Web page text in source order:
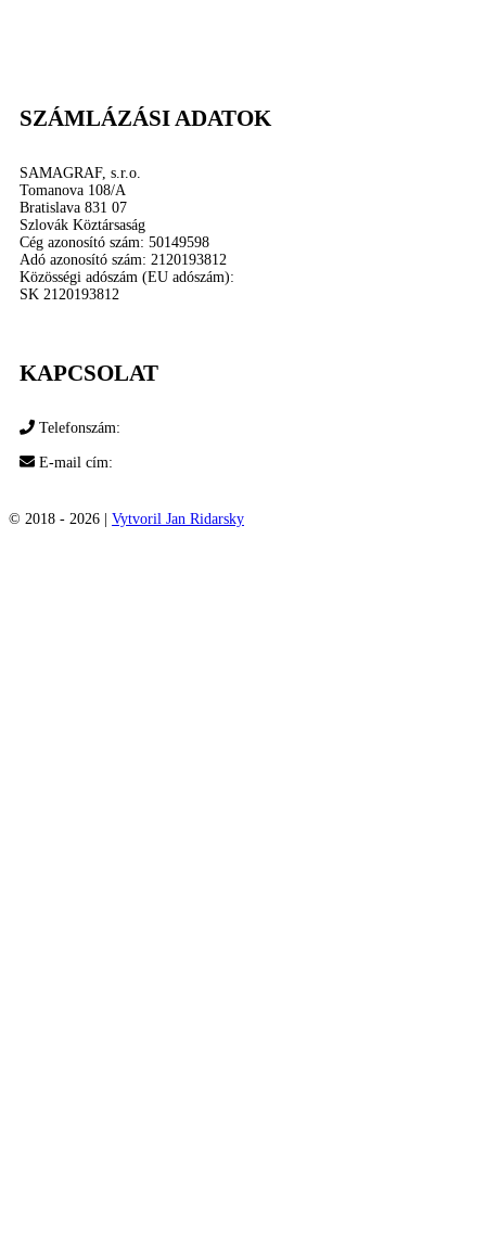
SZÁMLÁZÁSI ADATOK
SAMAGRAF, s.r.o.
Tomanova 108/A
Bratislava 831 07
Szlovák Köztársaság
Cég azonosító szám: 50149598
Adó azonosító szám: 2120193812
Közösségi adószám (EU adószám):
SK 2120193812
KAPCSOLAT
Telefonszám:
E-mail cím:
© 2018 - 2026 | Vytvoril Jan Ridarsky